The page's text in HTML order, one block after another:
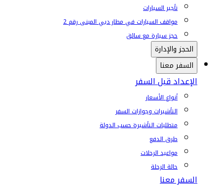
تأجير السيارات
مواقف السيارات في مطار دبي المبنى رقم 2
حجز سيارة مع سائق
الحجز والإدارة
السفر معنا
الإعداد قبل السفر
أنواع الأسعار
التأشيرات وجوازات السفر
متطلبات التأشيرة حسب الدولة
طرق الدفع
مواعيد الرحلات
حالة الرحلة
السفر معنا